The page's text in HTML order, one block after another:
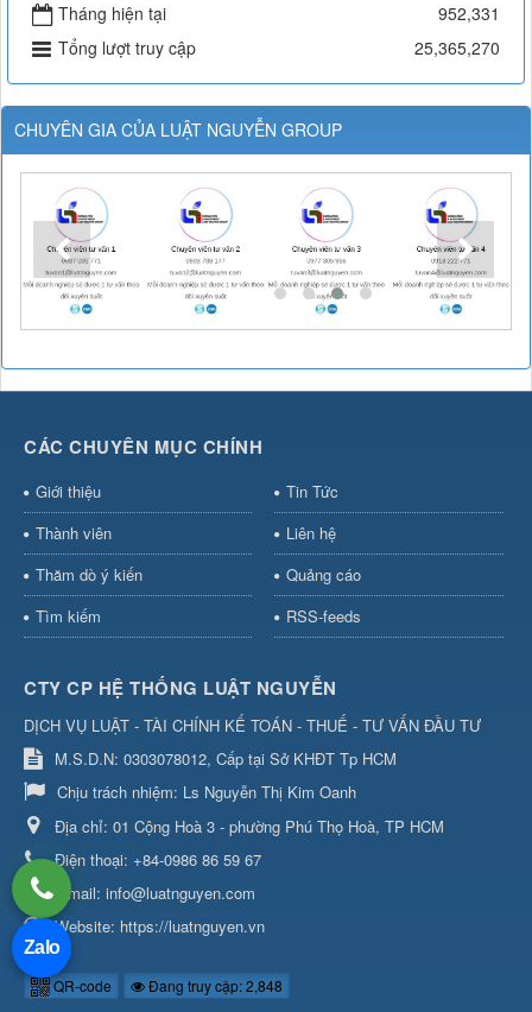
Tháng hiện tại
952,331
Tổng lượt truy cập
25,365,270
CHUYÊN GIA CỦA LUẬT NGUYỄN GROUP
CÁC CHUYÊN MỤC CHÍNH
Giới thiệu
Tin Tức
Thành viên
Liên hệ
Thăm dò ý kiến
Quảng cáo
Tìm kiếm
RSS-feeds
CTY CP HỆ THỐNG LUẬT NGUYỄN
DỊCH VỤ LUẬT - TÀI CHÍNH KẾ TOÁN - THUẾ - TƯ VẤN ĐẦU TƯ
M.S.D.N: 0303078012, Cấp tại Sở KHĐT Tp HCM
Chịu trách nhiệm: Ls Nguyễn Thị Kim Oanh
Địa chỉ: 01 Cộng Hoà 3 - phường Phú Thọ Hoà, TP HCM
Điện thoại: +84-0986 86 59 67
Email: info@luatnguyen.com
Website: https://luatnguyen.vn
QR-code Đang truy cập: 2,848
Zalo